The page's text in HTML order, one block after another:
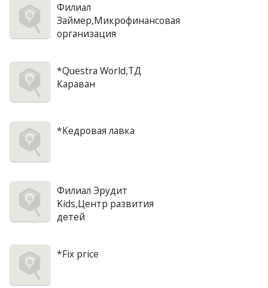
Филиал
Займер,Микрофинансовая
организация
*Questra World,ТД
Караван
*Кедровая лавка
Филиал Эрудит
Kids,Центр развития
детей
*Fix price